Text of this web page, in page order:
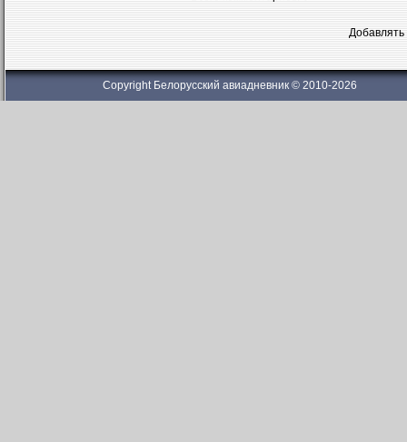
Добавлять
Copyright Белорусский авиадневник © 2010-2026